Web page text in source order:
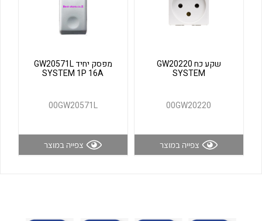
לכל מוצרי היצרן לכל מוצרי היצרן
שקע כח GW20220
SYSTEM
00GW20220
צפייה במוצר
מפסק יחיד GW20571L
SYSTEM 1P 16A
00GW20571L
צפייה במוצר